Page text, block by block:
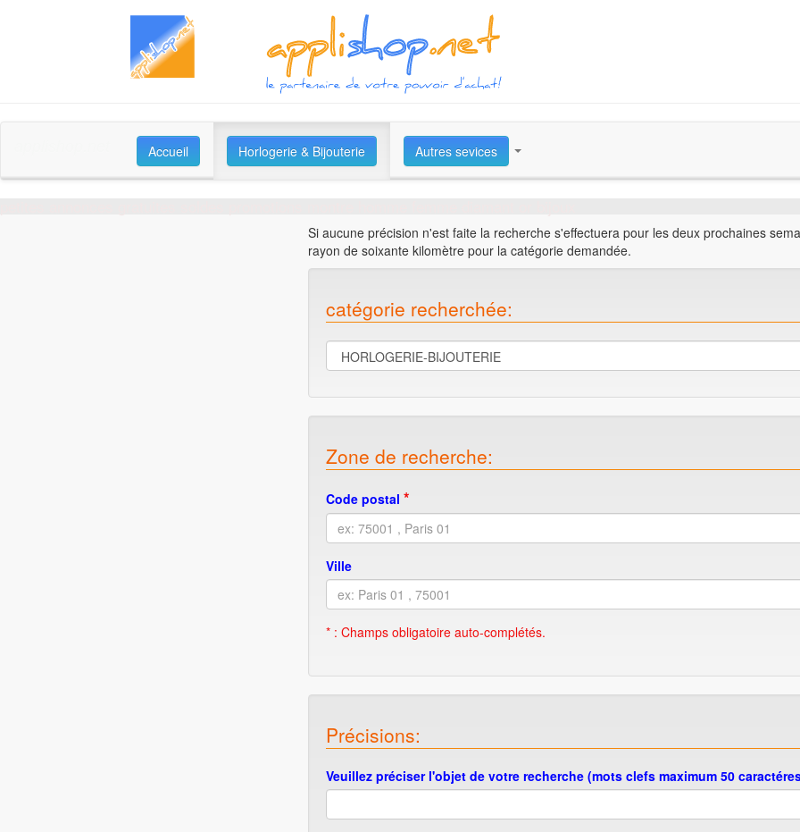
Accueil Horlogerie & Bijouterie Autres sevices
petites annonces gratuites soldes promotions montre homme femme diamant or bijoux
Si aucune précision n'est faite la recherche s'effectuera pour les deux prochaines
rayon de soixante kilomètre pour la catégorie demandée.
catégorie recherchée:
Zone de recherche:
Code postal *
Ville
* : Champs obligatoire auto-complétés.
Précisions:
Veuillez préciser l'objet de votre recherche (mots clefs maximum 50